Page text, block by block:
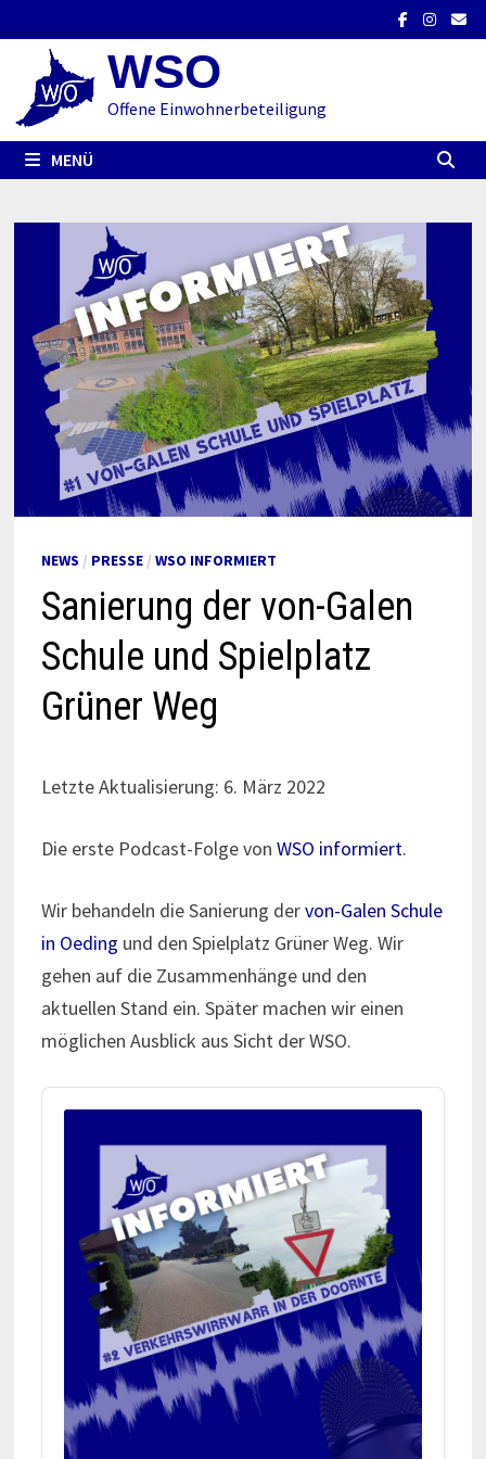
Inhalt
springen
WSO
Offene Einwohnerbeteiligung
MENÜ
NEWS / PRESSE/ WSO INFORMIERT
Sanierung der von-Galen
Schule und Spielplatz
Grüner Weg
Letzte Aktualisierung: 6. März 2022
Die erste Podcast-Folge von WSO informiert.
Wir behandeln die Sanierung dervon-Galen Schule
in Oeding und den Spielplatz Grüner Weg. Wir
gehen auf die Zusammenhänge und den
aktuellen Stand ein. Später machen wir einen
möglichen Ausblick aus Sicht der WSO.
Audio
Player